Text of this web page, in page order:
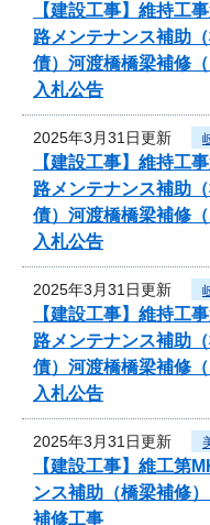
【建設工事】維持工
路メンテナンス補助
債）河渡橋橋梁補修
入札公告
2025年3月31日更新
【建設工事】維持工
路メンテナンス補助
債）河渡橋橋梁補修
入札公告
2025年3月31日更新
【建設工事】維持工
路メンテナンス補助
債）河渡橋橋梁補修
入札公告
2025年3月31日更新
【建設工事】維工第
ンス補助（橋梁補修
補修工事